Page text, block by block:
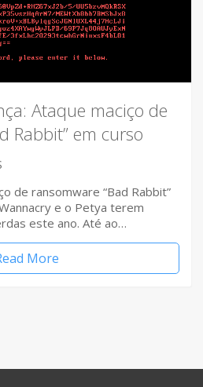
Ataque maciço de
Rabbit” em curso
de ransomware “Bad Rabbit”
e o Petya terem
este ano. Até ao…
More